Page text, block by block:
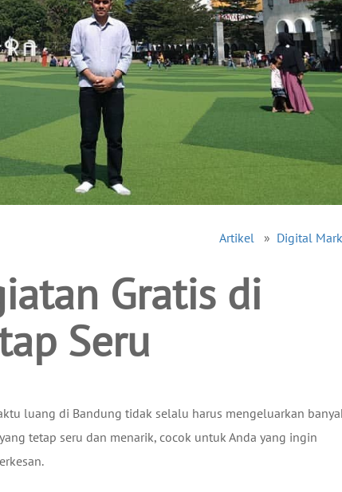
Artikel » Digital
Gratis di
Seru
luang di Bandung tidak selalu harus mengeluarkan
tetap seru dan menarik, cocok untuk Anda yang ingin